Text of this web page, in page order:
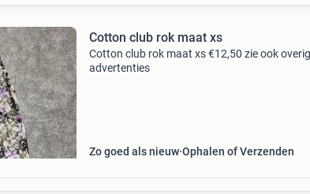
Cotton club rok maat xs
Cotton club rok maat xs €12,50 zie ook
advertenties
Zo goed als nieuw Ophalen of Verzenden